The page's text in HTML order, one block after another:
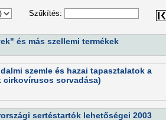
Szűkítés:
és más szellemi termékek
szemle és hazai tapasztalatok a
cirkovírusos sorvadása)
sertéstartók lehetőségei 2003